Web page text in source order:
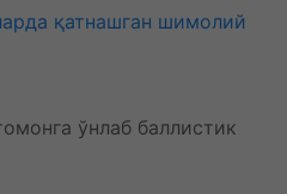
қатнашган шимолий